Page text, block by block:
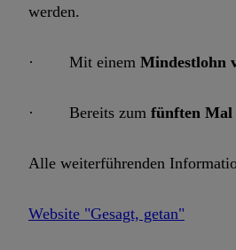
werden.
· Mit einem Mindestlohn
· Bereits zum fünften Mal
Alle weiterführenden
Website "Gesagt, getan"